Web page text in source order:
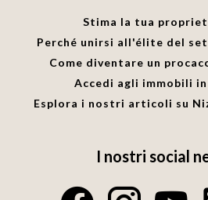
Stima la tua
Perché unirsi all'élite del
Come diventare un
Accedi agli immobili
Esplora i nostri articoli su
I nostri social